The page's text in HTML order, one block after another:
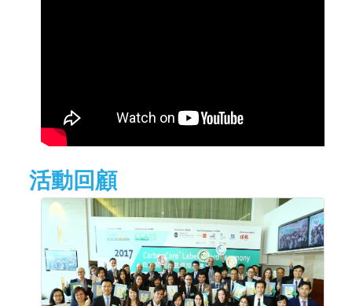
活動回顧